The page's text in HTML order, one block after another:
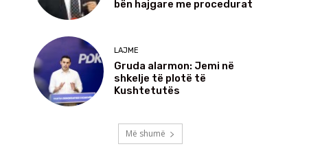
bën hajgare me procedurat
LAJME
Gruda alarmon: Jemi në
shkelje të plotë të
Kushtetutës
Më shumë